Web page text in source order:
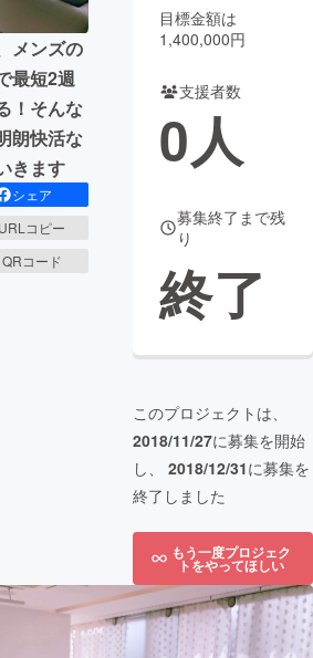
起業 チャレンジ
地域活性化
Good
CAMPFIRE Creation
さと納税machi-ya
メンズの
最短2週
！そんな
朗快活な
きます
シェア
URLコピー
QRコード
目標金額は
1,400,000円
支援者数
0人
募集終了まで残
り
終了
このプロジェクトは、
2018/11/27に募集を開始
し、 2018/12/31に募集を
終了しました
もう一度プロジェク
トをやってほしい